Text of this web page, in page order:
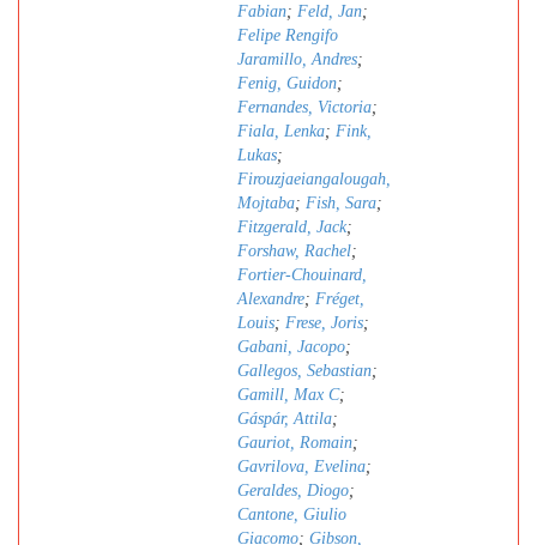
Fabian; Feld, Jan;
Felipe Rengifo
Jaramillo, Andres;
Fenig, Guidon;
Fernandes, Victoria;
Fiala, Lenka; Fink,
Lukas;
Firouzjaeiangalougah,
Mojtaba; Fish, Sara;
Fitzgerald, Jack;
Forshaw, Rachel;
Fortier-Chouinard,
Alexandre; Fréget,
Louis; Frese, Joris;
Gabani, Jacopo;
Gallegos, Sebastian;
Gamill, Max C;
Gáspár, Attila;
Gauriot, Romain;
Gavrilova, Evelina;
Geraldes, Diogo;
Cantone, Giulio
Giacomo; Gibson,